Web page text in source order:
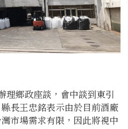
理鄉政座談，會中談到東引
長王忠銘表示由於目前酒廠
市場需求有限，因此將視中